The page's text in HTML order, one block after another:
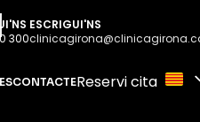
300
ESCRIGUI'NS
CONTACTEReservi cita